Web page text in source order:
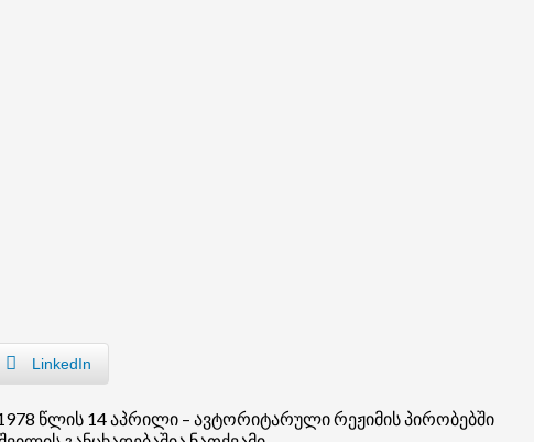
LinkedIn
წლის 14 აპრილი – ავტორიტარული რეჟიმის პირობებში